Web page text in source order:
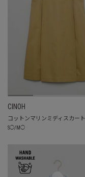
CINOH
コットンマリンミディスカート
S◯/ M ◯